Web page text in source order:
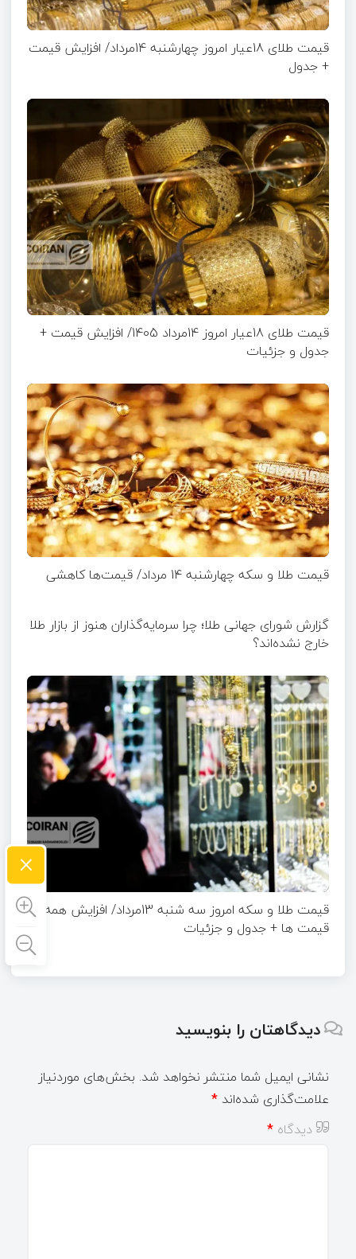
قیمت طلای 18عیار امروز چهارشنبه 14مرداد/ افزایش قیمت
+ جدول
قیمت طلای 18عیار امروز 14مرداد 1405/ افزایش قیمت +
جدول و جزئیات
قیمت طلا و سکه چهارشنبه 14 مرداد/ قیمت‌ها کاهشی
گزارش شورای جهانی طلا؛ چرا سرمایه‌گذاران هنوز از بازار طلا
خارج نشده‌اند؟
قیمت طلا و سکه امروز سه شنبه 13مرداد/ افزایش همه
قیمت ها + جدول و جزئیات
دیدگاهتان را بنویسید
نشانی ایمیل شما منتشر نخواهد شد. بخش‌های موردنیاز
علامت‌گذاری شده‌اند *
دیدگاه *
×